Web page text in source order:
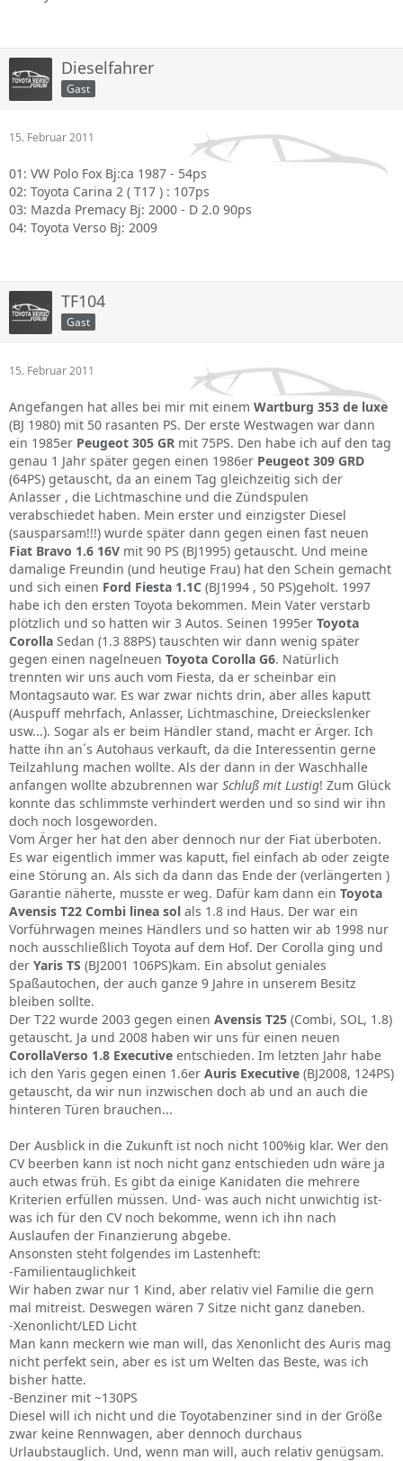
Dieselfahrer
Gast
15. Februar 2011
01: VW Polo Fox Bj:ca 1987 - 54ps
02: Toyota Carina 2 ( T17 ) : 107ps
03: Mazda Premacy Bj: 2000 - D 2.0 90ps
04: Toyota Verso Bj: 2009
TF104
Gast
15. Februar 2011
Angefangen hat alles bei mir mit einem Wartburg 353 de luxe
(BJ 1980) mit 50 rasanten PS. Der erste Westwagen war dann
ein 1985er Peugeot 305 GR mit 75PS. Den habe ich auf den tag
genau 1 Jahr später gegen einen 1986er Peugeot 309 GRD
(64PS) getauscht, da an einem Tag gleichzeitig sich der
Anlasser , die Lichtmaschine und die Zündspulen
verabschiedet haben. Mein erster und einzigster Diesel
(sausparsam!!!) wurde später dann gegen einen fast neuen
Fiat Bravo 1.6 16V mit 90 PS (BJ1995) getauscht. Und meine
damalige Freundin (und heutige Frau) hat den Schein gemacht
und sich einen Ford Fiesta 1.1C (BJ1994 , 50 PS)geholt. 1997
habe ich den ersten Toyota bekommen. Mein Vater verstarb
plötzlich und so hatten wir 3 Autos. Seinen 1995er Toyota
Corolla Sedan (1.3 88PS) tauschten wir dann wenig später
gegen einen nagelneuen Toyota Corolla G6. Natürlich
trennten wir uns auch vom Fiesta, da er scheinbar ein
Montagsauto war. Es war zwar nichts drin, aber alles kaputt
(Auspuff mehrfach, Anlasser, Lichtmaschine, Dreieckslenker
usw...). Sogar als er beim Händler stand, macht er Ärger. Ich
hatte ihn an´s Autohaus verkauft, da die Interessentin gerne
Teilzahlung machen wollte. Als der dann in der Waschhalle
anfangen wollte abzubrennen war Schluß mit Lustig! Zum Glück
konnte das schlimmste verhindert werden und so sind wir ihn
doch noch losgeworden.
Vom Ärger her hat den aber dennoch nur der Fiat überboten.
Es war eigentlich immer was kaputt, fiel einfach ab oder zeigte
eine Störung an. Als sich da dann das Ende der (verlängerten )
Garantie näherte, musste er weg. Dafür kam dann ein Toyota
Avensis T22 Combi linea sol als 1.8 ind Haus. Der war ein
Vorführwagen meines Händlers und so hatten wir ab 1998 nur
noch ausschließlich Toyota auf dem Hof. Der Corolla ging und
der Yaris TS (BJ2001 106PS)kam. Ein absolut geniales
Spaßautochen, der auch ganze 9 Jahre in unserem Besitz
bleiben sollte.
Der T22 wurde 2003 gegen einen Avensis T25 (Combi, SOL, 1.8)
getauscht. Ja und 2008 haben wir uns für einen neuen
CorollaVerso 1.8 Executive entschieden. Im letzten Jahr habe
ich den Yaris gegen einen 1.6er Auris Executive (BJ2008, 124PS)
getauscht, da wir nun inzwischen doch ab und an auch die
hinteren Türen brauchen...
Der Ausblick in die Zukunft ist noch nicht 100%ig klar. Wer den
CV beerben kann ist noch nicht ganz entschieden udn wäre ja
auch etwas früh. Es gibt da einige Kanidaten die mehrere
Kriterien erfüllen müssen. Und- was auch nicht unwichtig ist-
was ich für den CV noch bekomme, wenn ich ihn nach
Auslaufen der Finanzierung abgebe.
Ansonsten steht folgendes im Lastenheft:
-Familientauglichkeit
Wir haben zwar nur 1 Kind, aber relativ viel Familie die gern
mal mitreist. Deswegen wären 7 Sitze nicht ganz daneben.
-Xenonlicht/LED Licht
Man kann meckern wie man will, das Xenonlicht des Auris mag
nicht perfekt sein, aber es ist um Welten das Beste, was ich
bisher hatte.
-Benziner mit ~130PS
Diesel will ich nicht und die Toyotabenziner sind in der Größe
zwar keine Rennwagen, aber dennoch durchaus
Urlaubstauglich. Und, wenn man will, auch relativ genügsam.